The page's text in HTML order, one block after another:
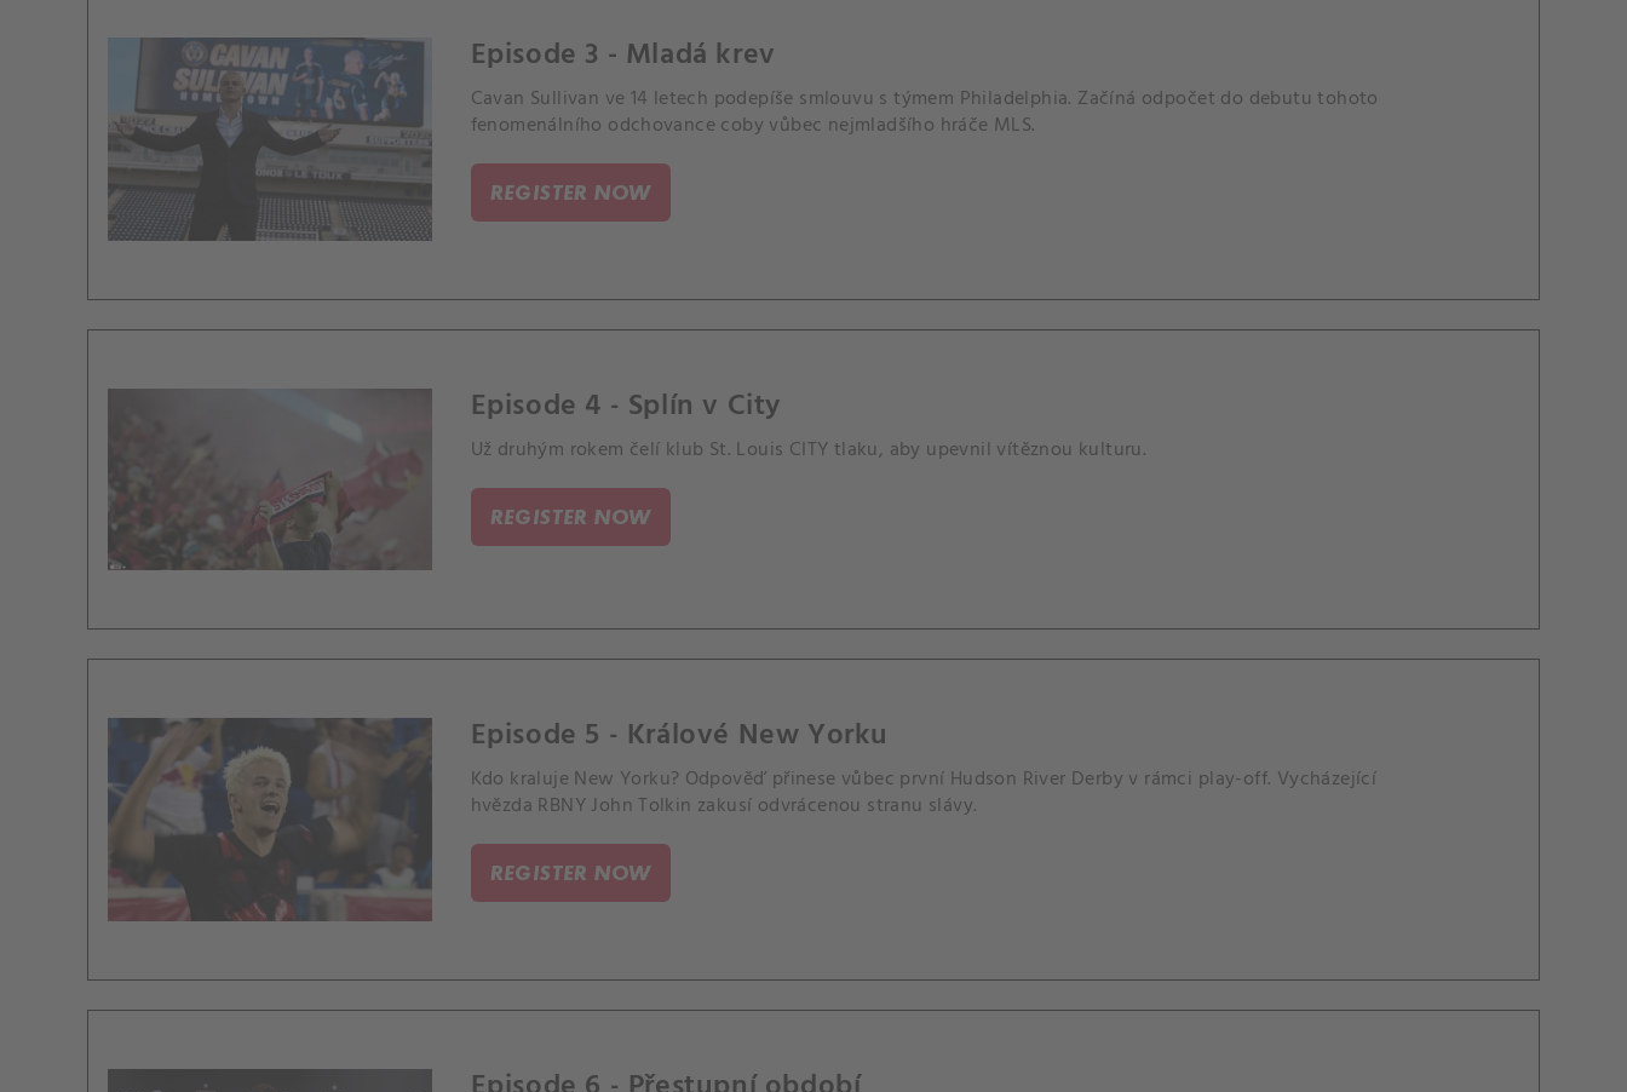
Episode 3 - Mladá krev
Cavan Sullivan ve 14 letech podepíše smlouvu s týmem Philadelphia. Začíná odpočet do debutu tohoto
fenomenálního odchovance coby vůbec nejmladšího hráče MLS.
REGISTER NOW
Episode 4 - Splín v City
Už druhým rokem čelí klub St. Louis CITY tlaku, aby upevnil vítěznou kulturu.
REGISTER NOW
Episode 5 - Králové New Yorku
Kdo kraluje New Yorku? Odpověď přinese vůbec první Hudson River Derby v rámci play-off. Vycházející
hvězda RBNY John Tolkin zakusí odvrácenou stranu slávy.
REGISTER NOW